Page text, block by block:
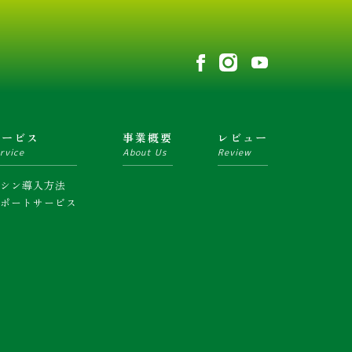
ビス
ン導入方法
ートサービス
事業概要
About Us
レビュー
Review